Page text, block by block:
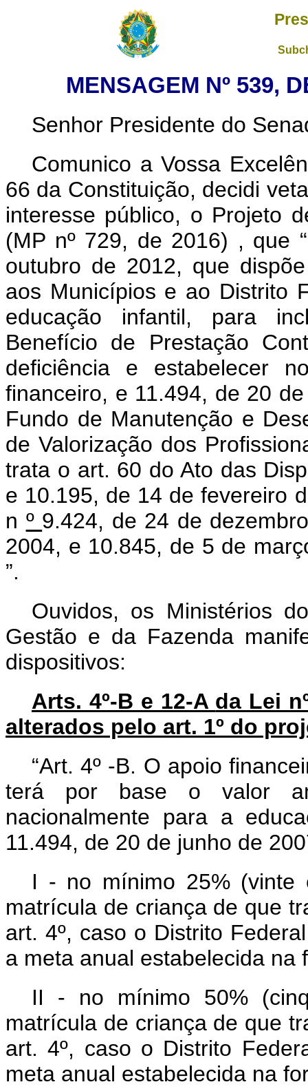
MENSAGEM Nº 539,
Senhor Presidente do
Comunico a Vossa
66 da Constituição, decidi
interesse público, o Projeto
(MP nº 729, de 2016) , que
outubro de 2012, que
aos Municípios e ao Distrito
educação infantil, para
Benefício de Prestação
deficiência e estabelecer
financeiro, e 11.494, de 20
Fundo de Manutenção e
de Valorização dos
trata o art. 60 do Ato das
e 10.195, de 14 de fevereiro
n º 9.424, de 24 de
2004, e 10.845, de 5 de
”.
Ouvidos, os Ministérios
Gestão e da Fazenda
dispositivos:
Arts. 4º-B e 12-A da Lei
alterados pelo art. 1º do
“Art. 4º -B. O apoio
terá por base o valor
nacionalmente para a
11.494, de 20 de junho de
I - no mínimo 25% (vinte
matrícula de criança de que
art. 4º, caso o Distrito
a meta anual estabelecida na
II - no mínimo 50%
matrícula de criança de que
art. 4º, caso o Distrito
meta anual estabelecida na